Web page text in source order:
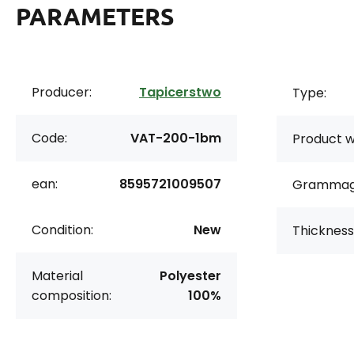
PARAMETERS
Producer: Tapicerstwo
Code: VAT-200-1bm
ean: 8595721009507
Condition: New
Material
composition:
Polyester
100%
Type:
Product